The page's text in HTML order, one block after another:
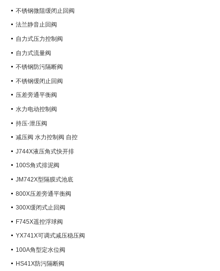
不锈钢微阻缓闭止回阀
法兰静音止回阀
自力式压力控制阀
自力式流量阀
不锈钢防污隔断阀
不锈钢缓闭止回阀
压差旁通平衡阀
水力电动控制阀
持压-泄压阀
减压阀 水力控制阀 自控
J744X液压角式快开排
100S角式排泥阀
JM742X型隔膜式池底
800X压差旁通平衡阀
300X缓闭式止回阀
F745X遥控浮球阀
YX741X可调式减压稳压阀
100A角型定水位阀
HS41X防污隔断阀